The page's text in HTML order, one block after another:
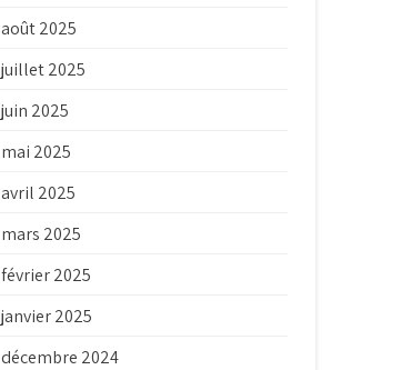
août 2025
juillet 2025
juin 2025
mai 2025
avril 2025
mars 2025
février 2025
janvier 2025
décembre 2024